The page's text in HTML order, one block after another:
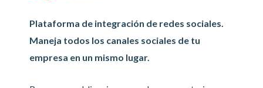
Plataforma de integración de redes sociales.
Maneja todos los canales sociales de tu
empresa en un mismo lugar.